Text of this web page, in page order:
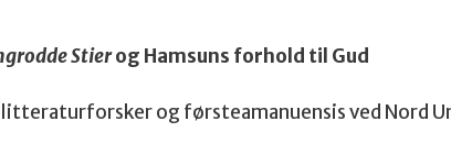
Stierog Hamsuns forhold til Gud
og førsteamanuensis ved Nord